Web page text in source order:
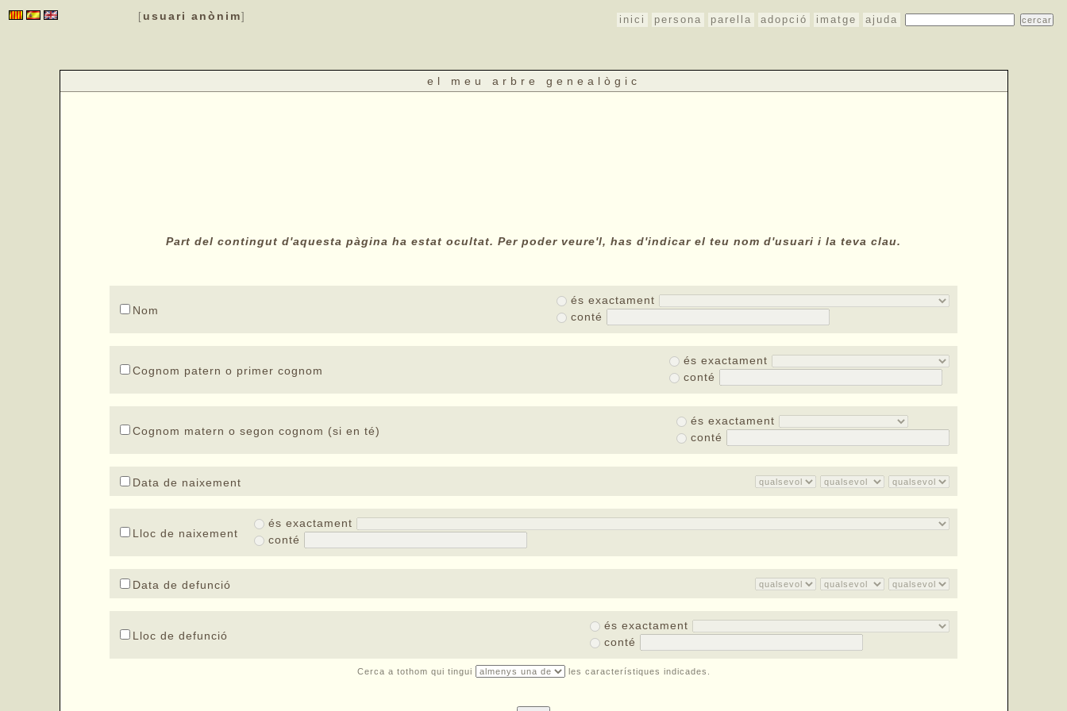
[ usuari anònim] inici persona parella adopció imatge ajuda
el meu arbre genealògic
Part del contingut d'aquesta pàgina ha estat ocultat. Per poder veure'l, has d'indicar el teu nom d'usuari i la teva clau.
Nom
és exactament
conté
Cognom patern o primer cognom
és exactament
conté
Cognom matern o segon cognom (si en té)
és exactament
conté
Data de naixement
Lloc de naixement
és exactament
conté
Data de defunció
Lloc de defunció
és exactament
conté
Cerca a tothom qui tingui les característiques indicades.